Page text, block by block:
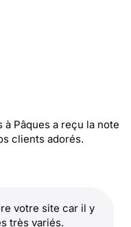
à Pâques a reçu la note
clients adorés.
votre site car il y
très variés.